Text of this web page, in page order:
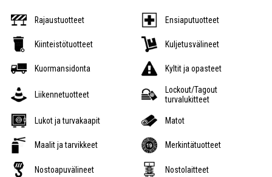
Rajaustuotteet Ensiaputuotteet
Kiinteistötuotteet Kuljetusvälineet
Kuormansidonta Kyltit ja opasteet
Liikennetuotteet
Lockout/Tagout
turvalukitteet
Lukot ja turvakaapit Matot
Maalit ja tarvikkeet Merkintätuotteet
Nostoapuvälineet Nostolaitteet